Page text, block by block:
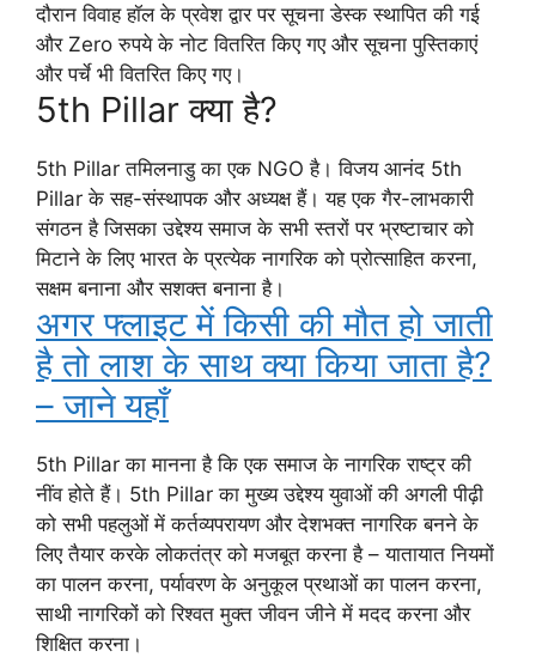
दौरान विवाह हॉल के प्रवेश द्वार पर सूचना डेस्क स्थापित की गई
और Zero रुपये के नोट वितरित किए गए और सूचना पुस्तिकाएं
और पर्चे भी वितरित किए गए।
5th Pillar क्या है?
5th Pillar तमिलनाडु का एक NGO है। विजय आनंद 5th
Pillar के सह-संस्थापक और अध्यक्ष हैं। यह एक गैर-लाभकारी
संगठन है जिसका उद्देश्य समाज के सभी स्तरों पर भ्रष्टाचार को
मिटाने के लिए भारत के प्रत्येक नागरिक को प्रोत्साहित करना,
सक्षम बनाना और सशक्त बनाना है।
अगर फ्लाइट में किसी की मौत हो जाती
है तो लाश के साथ क्या किया जाता है?
– जाने यहाँ
5th Pillar का मानना ​​है कि एक समाज के नागरिक राष्ट्र की
नींव होते हैं। 5th Pillar का मुख्य उद्देश्य युवाओं की अगली पीढ़ी
को सभी पहलुओं में कर्तव्यपरायण और देशभक्त नागरिक बनने के
लिए तैयार करके लोकतंत्र को मजबूत करना है – यातायात नियमों
का पालन करना, पर्यावरण के अनुकूल प्रथाओं का पालन करना,
साथी नागरिकों को रिश्वत मुक्त जीवन जीने में मदद करना और
शिक्षित करना।